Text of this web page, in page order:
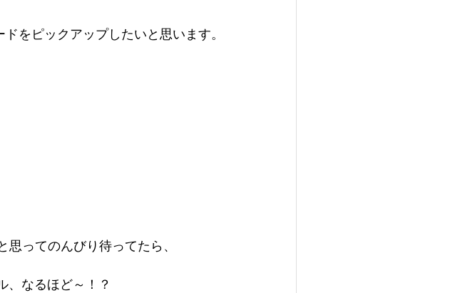
をピックアップしたいと思います。
ってのんびり待ってたら、
、なるほど～！？